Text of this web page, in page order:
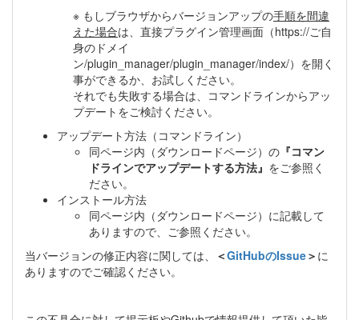
※ もしブラウザからバージョンアップの手順を間違
えた場合は、直接プラグイン管理画面（https://ご自
身のドメイ
ン/plugin_manager/plugin_manager/index/）を開く
事ができるか、お試しください。
それでも失敗する場合は、コマンドラインからアッ
プデートをご検討ください。
アップデート方法（コマンドライン）
同ページ内（ダウンロードページ）の 『コマン
ドラインでアップデートする方法』 をご参照く
ださい。
インストール方法
同ページ内（ダウンロードページ）に記載して
ありますので、ご参照ください。
当バージョンの修正内容に関しては、
＜GitHubのIssue＞ に
ありますのでご確認ください。